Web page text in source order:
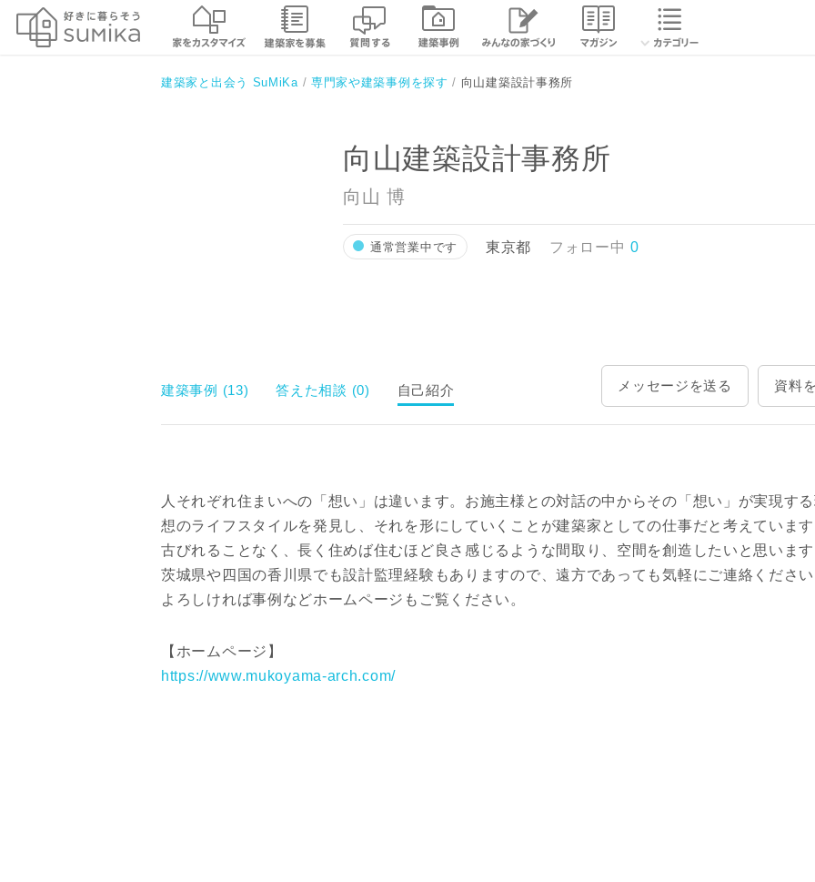
建築家と出会う SuMiKa 専門家や建築事例を探す 向山建築設計事務所
向山建築設計事務所 相談する
向山建築設計事務所
向山 博
通常営業中です 東京都 フォロー中 0
建築事例 (13) 答えた相談 (0) 自己紹介 メッセージを送る 資料
人それぞれ住まいへの「想い」は違います。お施主様との対話の中からその「想い」が実現す
想のライフスタイルを発見し、それを形にしていくことが建築家としての仕事だと考えています
古びれることなく、長く住めば住むほど良さ感じるような間取り、空間を創造したいと思います
茨城県や四国の香川県でも設計監理経験もありますので、遠方であっても気軽にご連絡ください
よろしければ事例などホームページもご覧ください。
【ホームページ】
https://www.mukoyama-arch.com/
お名前
メールアドレス